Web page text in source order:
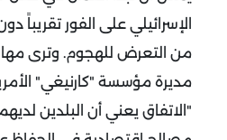
الإسرائيلي على الفور تقريباً
من التعرض للهجوم. وترى مها
مديرة مؤسسة "كارنيغي"
"الاتفاق يعني أن البلدين